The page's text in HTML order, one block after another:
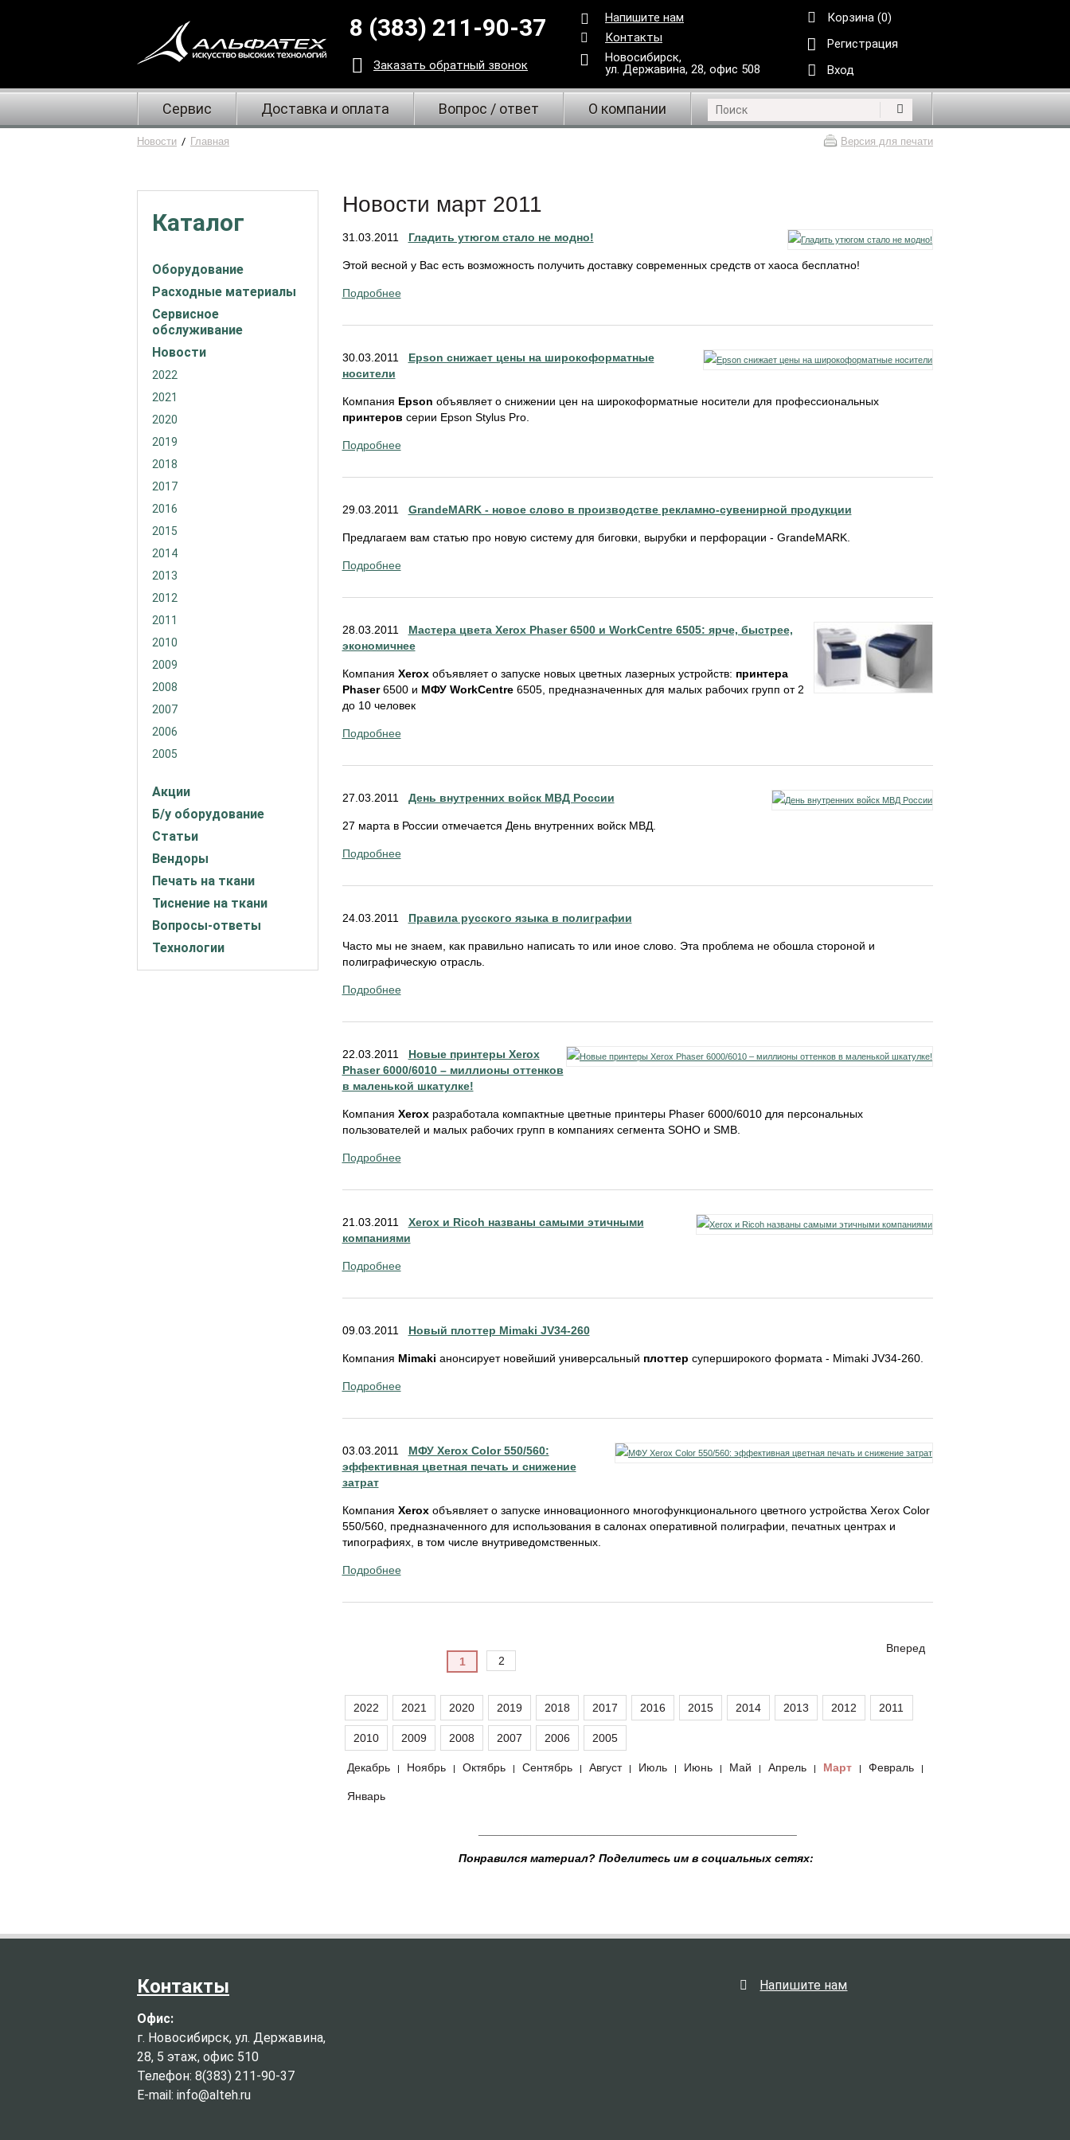
8 (383) 211-90-37
Заказать обратный звонок
Напишите нам
Контакты
Новосибирск,
ул. Державина, 28, офис 508
Корзина (0)
Регистрация
Вход
Сервис Доставка и оплата Вопрос / ответ О компании
Новости / Главная Версия для печати
Каталог
Оборудование
Расходные материалы
Сервисное
обслуживание
Новости
2022
2021
2020
2019
2018
2017
2016
2015
2014
2013
2012
2011
2010
2009
2008
2007
2006
2005
Акции
Б/у оборудование
Статьи
Вендоры
Печать на ткани
Тиснение на ткани
Вопросы-ответы
Технологии
Новости март 2011
31.03.2011 Гладить утюгом стало не модно!
Этой весной у Вас есть возможность получить доставку современных средств от хаоса бесплатно!
Подробнее
30.03.2011 Epson снижает цены на широкоформатные
носители
Компания Epson объявляет о снижении цен на широкоформатные носители для профессиональных
принтеров серии Epson Stylus Pro.
Подробнее
29.03.2011 GrandeMARK - новое слово в производстве рекламно-сувенирной продукции
Предлагаем вам статью про новую систему для биговки, вырубки и перфорации - GrandeMARK.
Подробнее
28.03.2011 Мастера цвета Xerox Phaser 6500 и WorkCentre 6505: ярче, быстрее,
экономичнее
Компания Xeroxобъявляет о запуске новых цветных лазерных устройств: принтера
Phaser6500 и МФУ WorkCentre6505, предназначенных для малых рабочих групп от 2
до 10 человек
Подробнее
27.03.2011 День внутренних войск МВД России
27 марта в России отмечается День внутренних войск МВД.
Подробнее
24.03.2011 Правила русского языка в полиграфии
Часто мы не знаем, как правильно написать то или иное слово. Эта проблема не обошла стороной и
полиграфическую отрасль.
Подробнее
22.03.2011 Новые принтеры Xerox
Phaser 6000/6010 – миллионы оттенков
в маленькой шкатулке!
Компания Xeroxразработала компактные цветные принтеры Phaser 6000/6010 для персональных
пользователей и малых рабочих групп в компаниях сегмента SOHO и SMB.
Подробнее
21.03.2011 Xerox и Ricoh названы самыми этичными
компаниями
Подробнее
09.03.2011 Новый плоттер Mimaki JV34-260
Компания Mimaki анонсирует новейший универсальный плоттер суперширокого формата - Mimaki JV34-260.
Подробнее
03.03.2011 МФУ Xerox Color 550/560:
эффективная цветная печать и снижение
затрат
Компания Xeroxобъявляет о запуске инновационного многофункционального цветного устройства Xerox Color
550/560, предназначенного для использования в салонах оперативной полиграфии, печатных центрах и
типографиях, в том числе внутриведомственных.
Подробнее
Вперед
1
2
2022 2021 2020 2019 2018 2017 2016 2015 2014 2013 2012 2011
2010 2009 2008 2007 2006 2005
Декабрь | Ноябрь | Октябрь | Сентябрь | Август | Июль | Июнь | Май | Апрель | Март | Февраль |
Январь
Понравился материал? Поделитесь им в социальных сетях:
Контакты
Офис:
г. Новосибирск, ул. Державина,
28, 5 этаж, офис 510
Телефон: 8(383) 211-90-37
E-mail: info@alteh.ru
Напишите нам